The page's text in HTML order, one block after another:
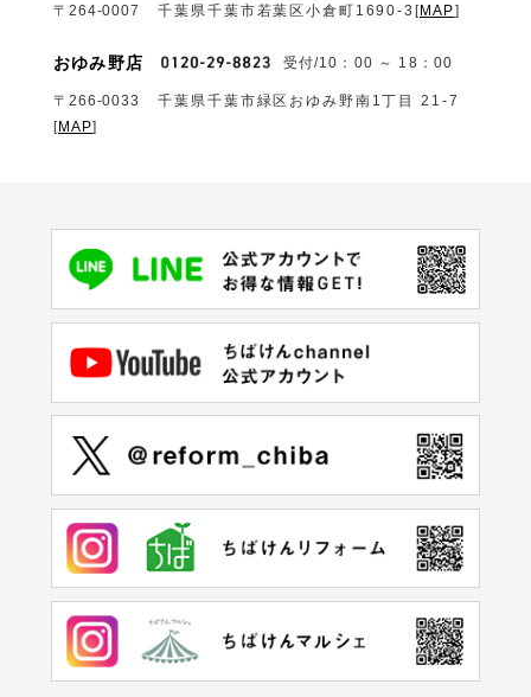
〒264-0007 千葉県千葉市若葉区小倉町1690‐3 [MAP]
おゆみ野店 受付/10：00 ～ 18：00
〒266-0033
千葉県千葉市緑区おゆみ野南1丁目 21-7
[MAP]